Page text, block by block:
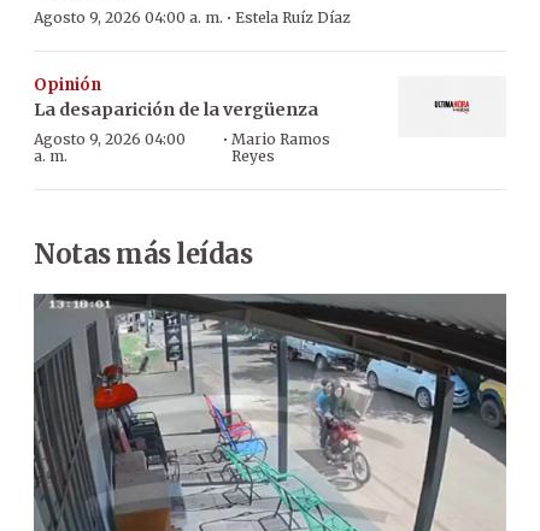
Agosto 9, 2026 04:00 a. m. · Estela Ruíz Díaz
Opinión
La desaparición de la vergüenza
Agosto 9, 2026 04:00
a. m.
· Mario Ramos
Reyes
Notas más leídas